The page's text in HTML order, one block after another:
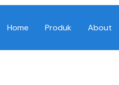
Home Produk About